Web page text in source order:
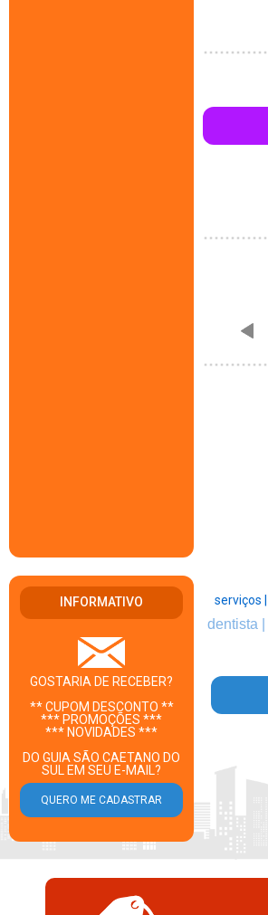
INFORMATIVO
GOSTARIA DE RECEBER?
** CUPOM DESCONTO **
*** PROMOÇÕES ***
*** NOVIDADES ***
DO GUIA SÃO CAETANO DO
SUL EM SEU E-MAIL?
serviços |
dentista |